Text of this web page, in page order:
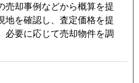
売却事例などから概算を提
地を確認し、査定価格を提
必要に応じて売却物件を調